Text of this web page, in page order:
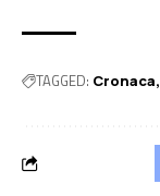
TAGGED: Cronaca